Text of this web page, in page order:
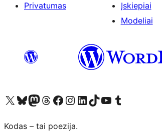
Privatumas
Įskiepiai
Modeliai
Visit our X (formerly Twitter) account
Apsilankykite mūsų Bluesky paskyroje
Visit our Mastodon account
Apsilankykite mūsų Threads paskyroje
Visit our Facebook page
Visit our Instagram account
Visit our LinkedIn account
Apsilankykite mūsų TikTok paskyroje
Visit our YouTube channel
Apsilankykite mūsų Tumblr paskyroje
Kodas – tai poezija.